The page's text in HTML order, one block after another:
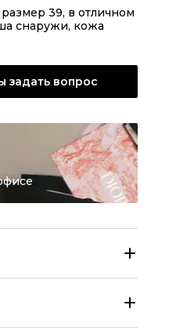
39, в отличном
снаружи, кожа
задать вопрос